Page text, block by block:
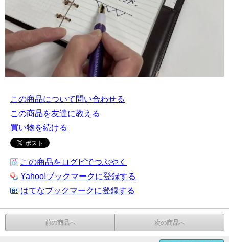
この商品について問い合わせる
この商品を友達に教える
買い物を続ける
この商品をログピでつぶやく
Yahoo!ブックマークに登録する
はてなブックマークに登録する
前の商品へ 次の商品へ